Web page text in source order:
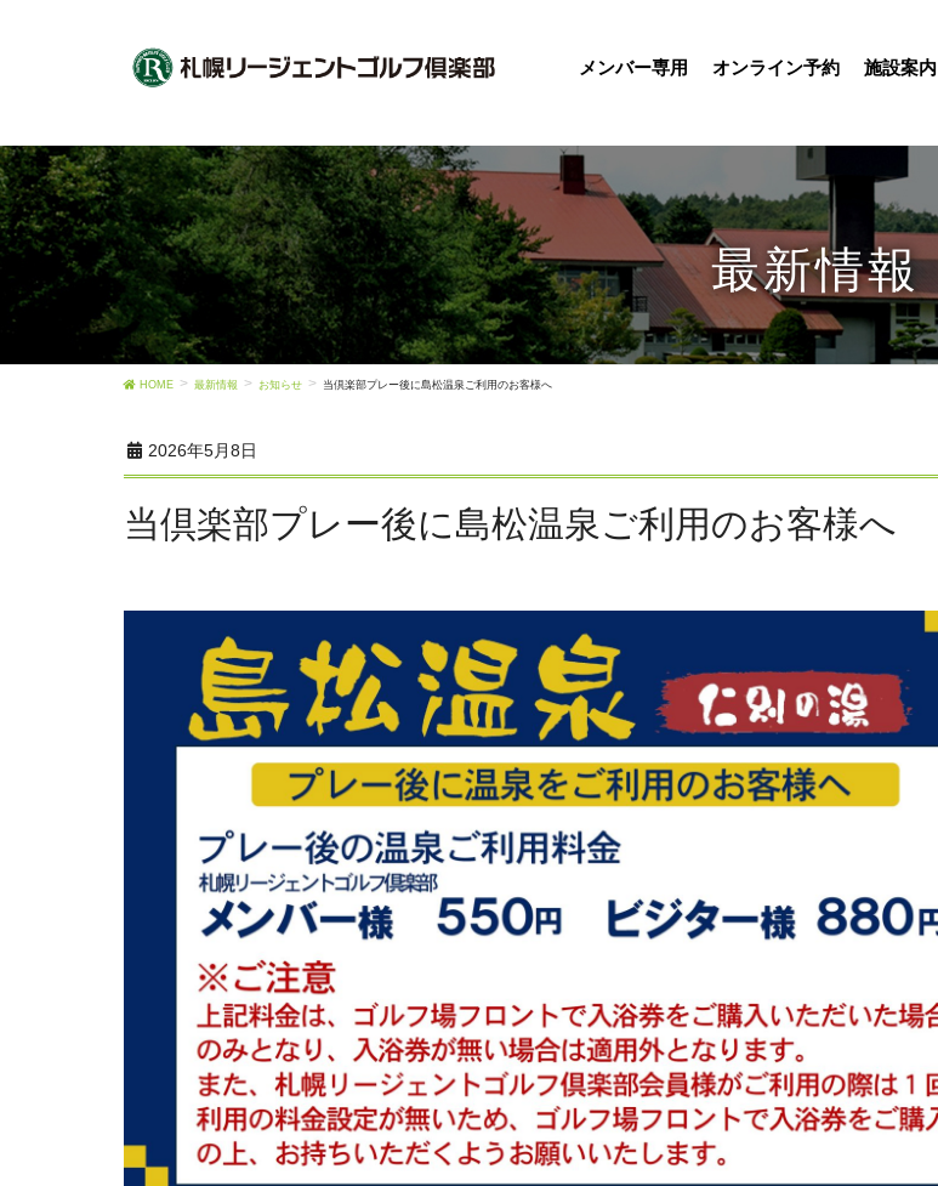
メンバー専用 オンライン予約 施設案内
最新情報
HOME 最新情報 お知らせ 当倶楽部プレー後に島松温泉ご利用のお客様へ
2026年5月8日
当倶楽部プレー後に島松温泉ご利用のお客様へ